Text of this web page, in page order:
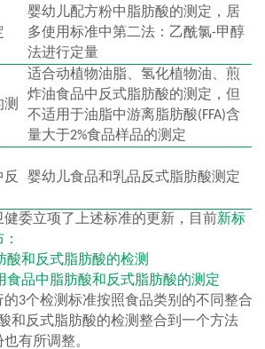
婴幼儿配方粉中脂肪酸的测定，居
多使用标准中第二法：乙酰氯-甲醇
法进行定量
适合动植物油脂、氢化植物油、煎
炸油食品中反式脂肪酸的测定，但
不适用于油脂中游离脂肪酸(FFA)含
量大于2%食品样品的测定
婴幼儿食品和乳品反式脂肪酸测定
健委立项了上述标准的更新，目前新标
酸和反式脂肪酸的检测
食品中脂肪酸和反式脂肪酸的测定
3个检测标准按照食品类别的不同整合
和反式脂肪酸的检测整合到一个方法
有所调整。